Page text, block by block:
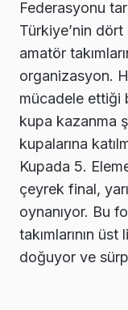
Federasyonu
Türkiye’nin
amatör
organizasyon.
mücadele ettiği
kupa kazanma
kupalarına
Kupada 5.
çeyrek final,
oynanıyor. Bu
takımlarının
doğuyor ve